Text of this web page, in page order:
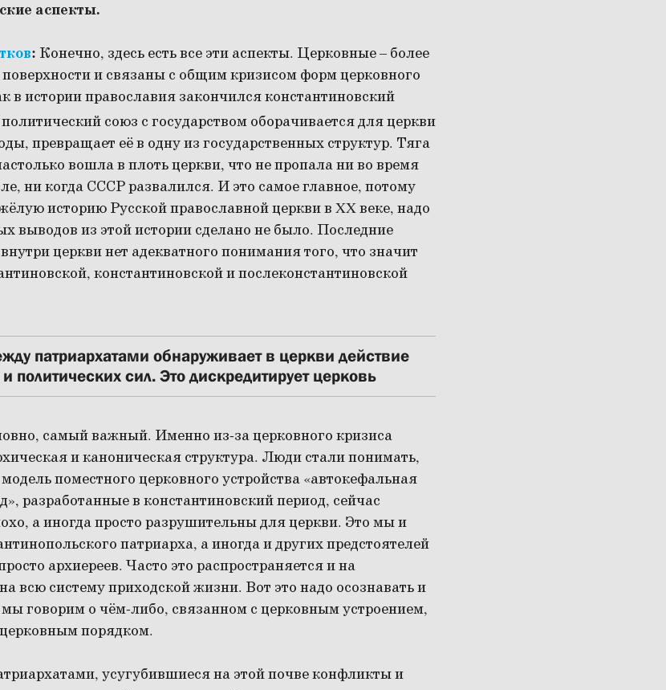
аспекты.
: Конечно, здесь есть все эти аспекты. Церковные – более
и связаны с общим кризисом форм церковного
в истории православия закончился константиновский
союз с государством оборачивается для церкви
превращает её в одну из государственных структур. Тяга
вошла в плоть церкви, что не пропала ни во время
ни когда СССР развалился. И это самое главное, потому
историю Русской православной церкви в XX веке, надо
выводов из этой истории сделано не было. Последние
церкви нет адекватного понимания того, что значит
константиновской и послеконстантиновской
патриархатами обнаруживает в церкви действие
политических сил. Это дискредитирует церковь
самый важный. Именно из-за церковного кризиса
и каноническая структура. Люди стали понимать,
поместного церковного устройства «автокефальная
разработанные в константиновский период, сейчас
а иногда просто разрушительны для церкви. Это мы и
патриарха, а иногда и других предстоятелей
архиереев. Часто это распространяется и на
всю систему приходской жизни. Вот это надо осознавать и
мы говорим о чём-либо, связанном с церковным устроением,
порядком.
усугубившиеся на этой почве конфликты и